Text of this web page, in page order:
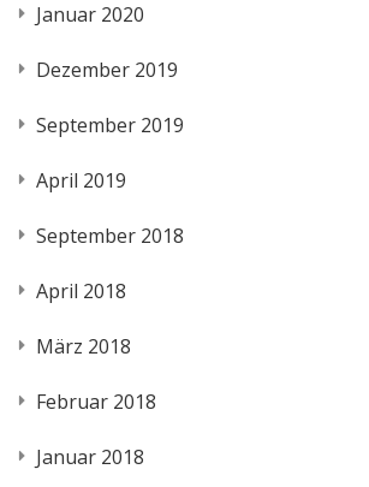
Januar 2020
Dezember 2019
September 2019
April 2019
September 2018
April 2018
März 2018
Februar 2018
Januar 2018